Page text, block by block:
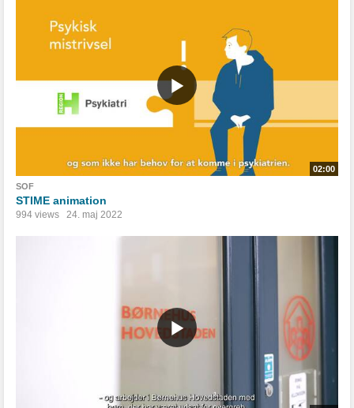
02:00
SOF
STIME animation
994 views 24. maj 2022